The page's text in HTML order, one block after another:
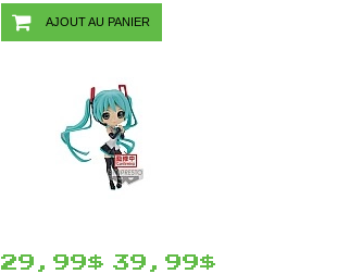
BIZARRE
ADVENTURE STONE
JOLYNE CUJOH
VER.A 15 CM
AJOUT AU PANIER
29,99$ 39,99$